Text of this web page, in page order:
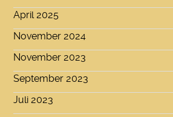
April 2025
November 2024
November 2023
September 2023
Juli 2023